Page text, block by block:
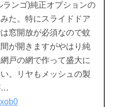
ランゴ)純正オプションの
た。特にスライドドア
窓開放が必須なので蚊
が開きますがやはり純
戸の網で作って盛大に
。リヤもメッシュの製
…